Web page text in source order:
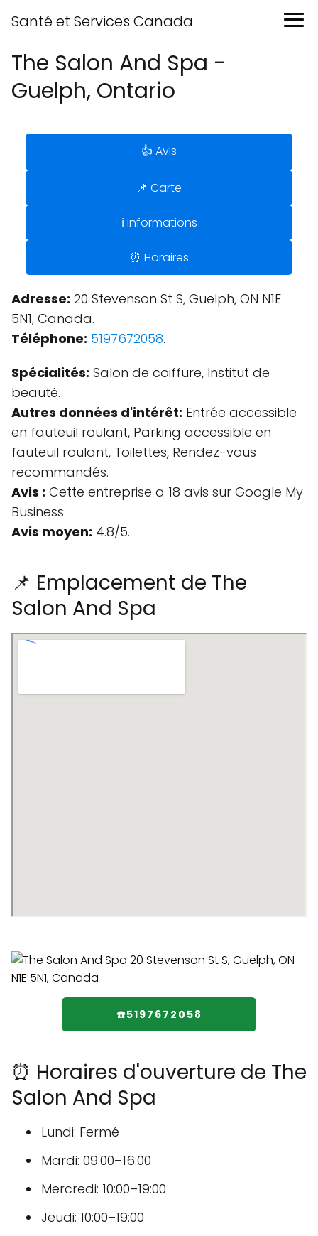
Santé et Services Canada
The Salon And Spa -
Guelph, Ontario
👍 Avis
📌 Carte
ℹ️ Informations
⏰ Horaires
Adresse: 20 Stevenson St S, Guelph, ON N1E
5N1, Canada.
Téléphone: 5197672058.
Spécialités: Salon de coiffure, Institut de
beauté.
Autres données d'intérêt: Entrée accessible
en fauteuil roulant, Parking accessible en
fauteuil roulant, Toilettes, Rendez-vous
recommandés.
Avis : Cette entreprise a 18 avis sur Google My
Business.
Avis moyen: 4.8/5.
📌 Emplacement de The
Salon And Spa
☎️5197672058
⏰ Horaires d'ouverture de The
Salon And Spa
Lundi: Fermé
Mardi: 09:00–16:00
Mercredi: 10:00–19:00
Jeudi: 10:00–19:00